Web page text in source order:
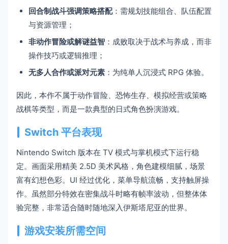
回合制战斗强调策略搭配：需规划技能组合、队伍配置
与资源管理；
非动作冒险或解谜益智 ：成败取决于战术与养成，而非
操作技巧或逻辑推理；
无多人合作或派对元素 ：为纯单人沉浸式 RPG 体验。
因此，本作不属于动作冒险、恐怖生存、模拟经营或策略
战棋等类型，而是一款典型的日式角色扮演游戏。
Switch 平台表现
Nintendo Switch 版本在 TV 模式与掌机模式下运行稳
定。画面采用精美 2.5D 美术风格，角色建模细腻，场景
富有幻想色彩。UI 经过优化，菜单导航流畅，支持触屏操
作。虽然部分特效在密集战斗时略有帧率波动，但整体体
验完整，非常适合随时随地深入伊斯塔尼亚的世界。
游戏安装所需空间